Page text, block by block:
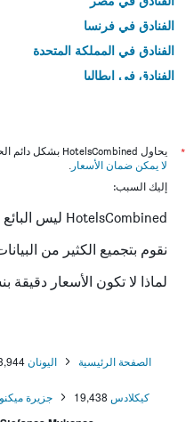
الفنادق في فرنسا
الفنادق في المملكة المتحدة
الفنادق في إيطاليا
*
يحاول HotelsCombined بشكل دائم الحصول على الأسعار الدقيقة، ولكن
لا يمكن ضمان الأسعار .
إليك السبب:
HotelsCombined ليس البائع
نقوم بتجميع الكثير من
لماذا لا تكون الأسعار دقيقة بنسبة
الصفحة الرئيسية اليونان
كيكلادس 19,438 جزيرة